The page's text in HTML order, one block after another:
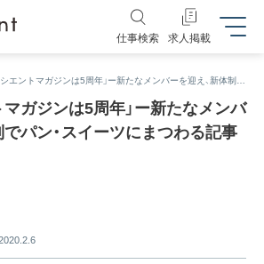
仕事検索 求人掲載
マガジンは5周年」ー新たなメンバ
でパン・スイーツにまつわる記事